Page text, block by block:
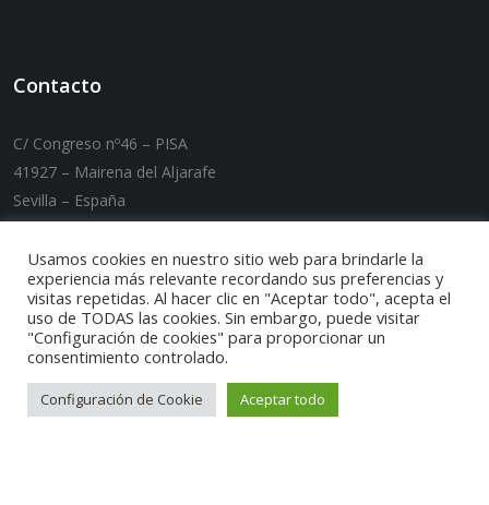
Contacto
C/ Congreso nº46 – PISA
41927 – Mairena del Aljarafe
Sevilla – España
T. +34 955 089 007 / F. +34 955 089 032
E-mail:carmaq@carmaq.es
Puedes encontrarnos por: Maquinaria tratamiento de
Usamos cookies en nuestro sitio web para brindarle la
experiencia más relevante recordando sus preferencias y
visitas repetidas. Al hacer clic en "Aceptar todo", acepta el
uso de TODAS las cookies. Sin embargo, puede visitar
"Configuración de cookies" para proporcionar un
consentimiento controlado.
Configuración de Cookie Aceptar todo